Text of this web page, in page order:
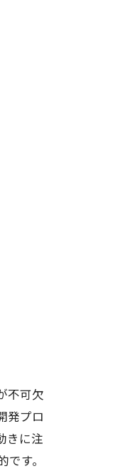
不可欠
発プロ
きに注
す。